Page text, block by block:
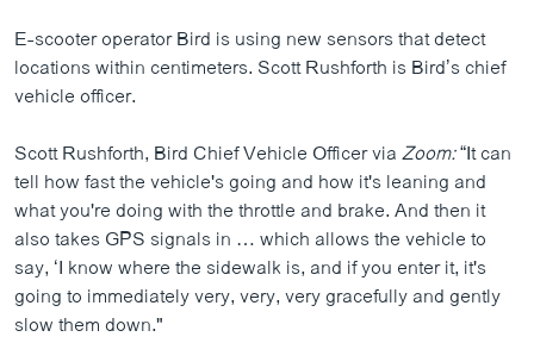
E-scooter operator Bird is using new sensors that detect
locations within centimeters. Scott Rushforth is Bird’s chief
vehicle officer.
Scott Rushforth, Bird Chief Vehicle Officer viaZoom:“It can
tell how fast the vehicle's going and how it's leaning and
what you're doing with the throttle and brake. And then it
also takes GPS signals in … which allows the vehicle to
say, ‘I know where the sidewalk is, and if you enter it, it's
going to immediately very, very, very gracefully and gently
slow them down."